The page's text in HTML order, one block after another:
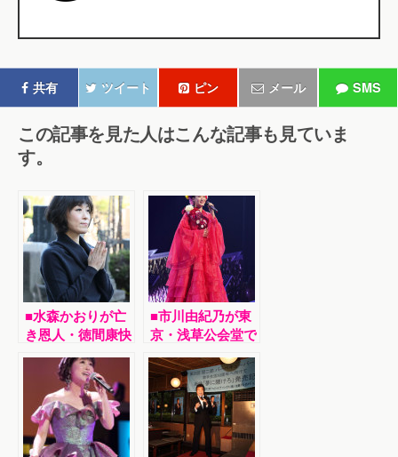
共有 ツイート ピン メール SMS
この記事を見た人はこんな記事も見ていま
す。
■水森かおりが亡
き恩人・徳間康快
元社長の墓前に
「ＮＨＫ紅白歌合
戦」14年連続14
回出場を報告
■市川由紀乃が東
京・浅草公会堂で
単独リサイタルを
開催。25年の集
大成ステージで全
20曲熱唱。横山
剣とデュエットも
披露